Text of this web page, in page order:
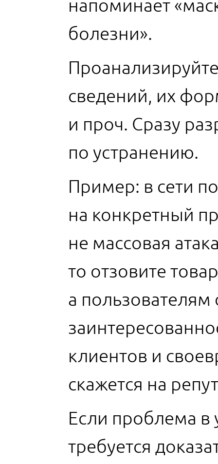
напоминает
болезни».
сведений, их
и проч. Сразу
по устранению.
Пример: в сети
на конкретный
не массовая
то отзовите
а пользователям
клиентов и
скажется на
Если проблема в
требуется